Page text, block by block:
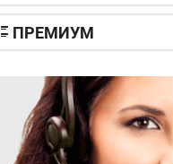
ПРЕМИУМ